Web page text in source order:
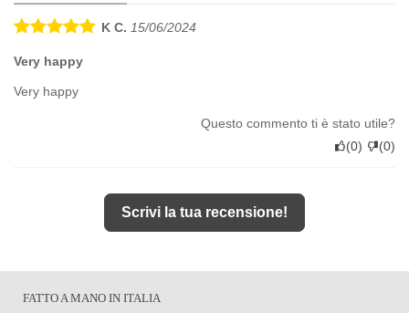
K C. 15/06/2024
Very happy
Very happy
Questo commento ti è stato utile?
(0) (0)
Scrivi la tua recensione!
FATTO A MANO IN ITALIA